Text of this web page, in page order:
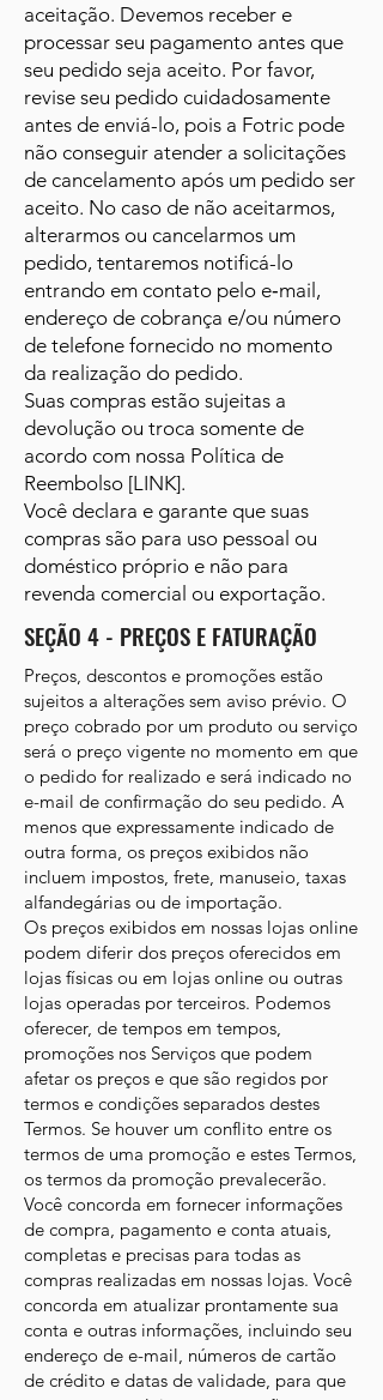
aceitação. Devemos receber e
processar seu pagamento antes que
seu pedido seja aceito. Por favor,
revise seu pedido cuidadosamente
antes de enviá-lo, pois a Fotric pode
não conseguir atender a solicitações
de cancelamento após um pedido ser
aceito. No caso de não aceitarmos,
alterarmos ou cancelarmos um
pedido, tentaremos notificá-lo
entrando em contato pelo e‑mail,
endereço de cobrança e/ou número
de telefone fornecido no momento
da realização do pedido.
Suas compras estão sujeitas a
devolução ou troca somente de
acordo com nossa Política de
Reembolso [LINK].
Você declara e garante que suas
compras são para uso pessoal ou
doméstico próprio e não para
revenda comercial ou exportação.
SEÇÃO 4 - PREÇOS E FATURAÇÃO
Preços, descontos e promoções estão
sujeitos a alterações sem aviso prévio. O
preço cobrado por um produto ou serviço
será o preço vigente no momento em que
o pedido for realizado e será indicado no
e-mail de confirmação do seu pedido. A
menos que expressamente indicado de
outra forma, os preços exibidos não
incluem impostos, frete, manuseio, taxas
alfandegárias ou de importação.
Os preços exibidos em nossas lojas online
podem diferir dos preços oferecidos em
lojas físicas ou em lojas online ou outras
lojas operadas por terceiros. Podemos
oferecer, de tempos em tempos,
promoções nos Serviços que podem
afetar os preços e que são regidos por
termos e condições separados destes
Termos. Se houver um conflito entre os
termos de uma promoção e estes Termos,
os termos da promoção prevalecerão.
Você concorda em fornecer informações
de compra, pagamento e conta atuais,
completas e precisas para todas as
compras realizadas em nossas lojas. Você
concorda em atualizar prontamente sua
conta e outras informações, incluindo seu
endereço de e-mail, números de cartão
de crédito e datas de validade, para que